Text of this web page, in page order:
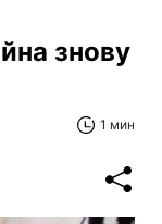
знову
1 мин